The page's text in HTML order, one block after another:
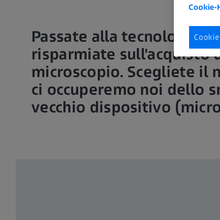
Passate alla tecnologia
risparmiate sull'acquisto
microscopio. Scegliete il
ci occuperemo noi dello
vecchio dispositivo
Cookie-